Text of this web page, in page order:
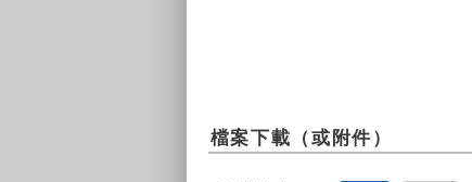
檔案下載（或附件）